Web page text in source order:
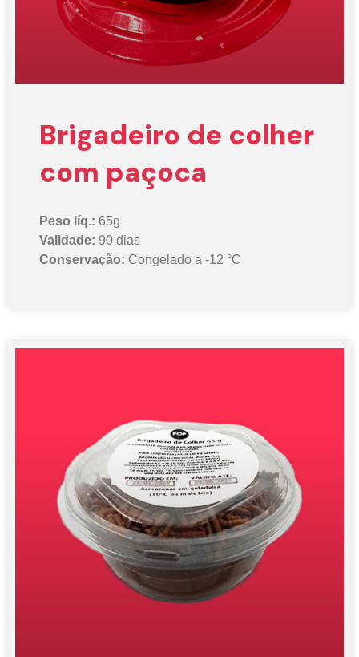
Brigadeiro de colher
com paçoca
Peso líq.: 65g
Validade: 90 dias
Conservação: Congelado a -12 °C